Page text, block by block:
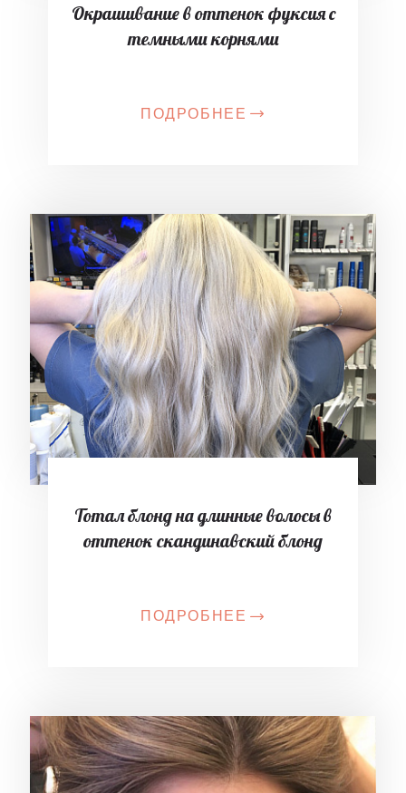
Окрашивание в оттенок фуксия с
темными корнями
ПОДРОБНЕЕ
Тотал блонд на длинные волосы в
оттенок скандинавский блонд
ПОДРОБНЕЕ